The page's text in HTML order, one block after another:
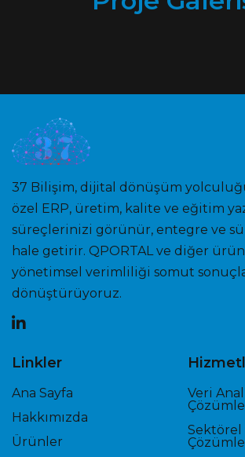
37 Bilişim, dijital dönüşüm
özel ERP, üretim, kalite ve eğitim
süreçlerinizi görünür, entegre ve
hale getirir. QPORTAL ve diğer
yönetimsel verimliliği somut
dönüştürüyoruz.
Linkler
Ana Sayfa
Hakkımızda
Ürünler
Veri
Sektörel